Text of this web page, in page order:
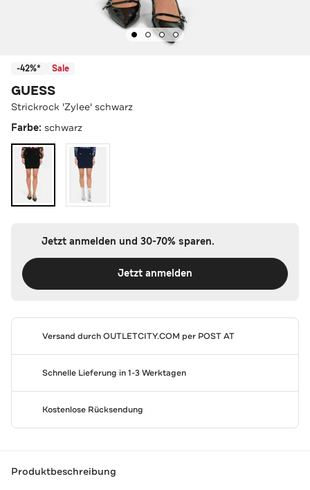
-42%* Sale
GUESS
Strickrock 'Zylee' schwarz
Farbe: schwarz
Jetzt anmelden und 30-70% sparen.
Jetzt anmelden
Versand durchOUTLETCITY.COM per POST AT
Schnelle Lieferung in 1-3 Werktagen
Kostenlose Rücksendung
Produktbeschreibung